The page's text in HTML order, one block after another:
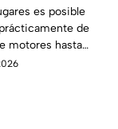
para los
es posible
de
motores hasta